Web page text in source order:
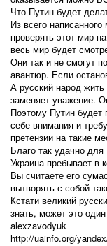
Что Путин будет
Из всего
проверять этот мир
весь мир будет
Они так и не смогут
авантюр. Если
А русский народ
заменяет уважение.
Поэтому Путин будет
себе внимания и
претензии на такие
Благо так удачно
Украина пребывает в
Вы считаете его
вытворять с собой
Кстати великий
знать, может это
alexzavodyuk
http://uainfo.org/